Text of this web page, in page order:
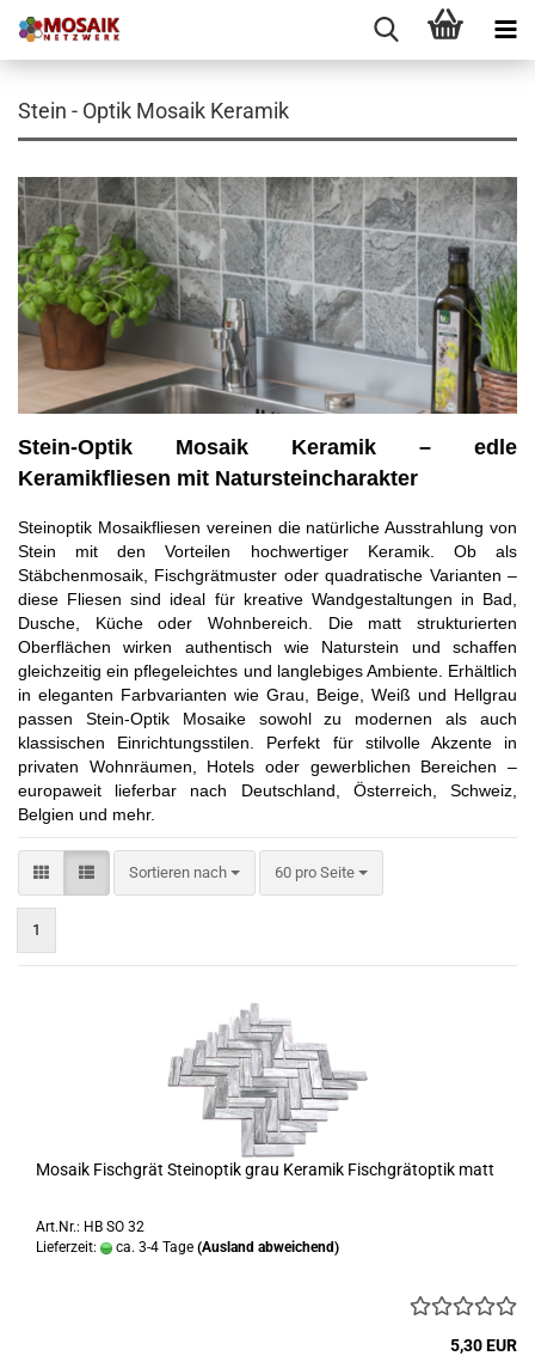
Stein - Optik Mosaik Keramik
Stein-Optik Mosaik Keramik – edle
Keramikfliesen mit Natursteincharakter
Steinoptik Mosaikfliesen vereinen die natürliche Ausstrahlung von
Stein mit den Vorteilen hochwertiger Keramik. Ob als
Stäbchenmosaik, Fischgrätmuster oder quadratische Varianten –
diese Fliesen sind ideal für kreative Wandgestaltungen in Bad,
Dusche, Küche oder Wohnbereich. Die matt strukturierten
Oberflächen wirken authentisch wie Naturstein und schaffen
gleichzeitig ein pflegeleichtes und langlebiges Ambiente. Erhältlich
in eleganten Farbvarianten wie Grau, Beige, Weiß und Hellgrau
passen Stein-Optik Mosaike sowohl zu modernen als auch
klassischen Einrichtungsstilen. Perfekt für stilvolle Akzente in
privaten Wohnräumen, Hotels oder gewerblichen Bereichen –
europaweit lieferbar nach Deutschland, Österreich, Schweiz,
Belgien und mehr.
Sortieren nach
Sortieren nach 60 pro Seite
pro Seite
1
Mosaik Fischgrät Steinoptik grau Keramik Fischgrätoptik matt
Art.Nr.: HB SO 32
Lieferzeit:
ca. 3-4 Tage (Ausland abweichend)
5,30 EUR